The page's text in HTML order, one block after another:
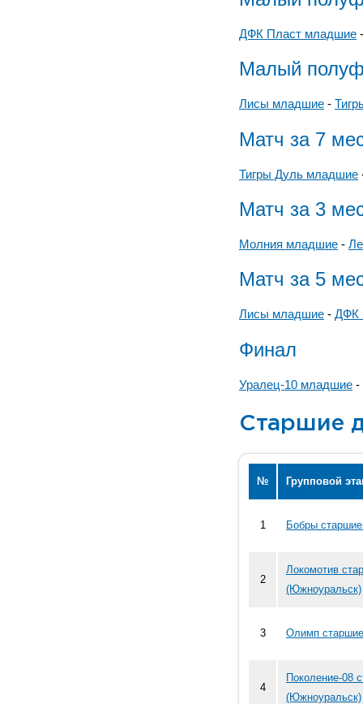
ДФК Пласт младшие
Малый
Лисы младшие -
Матч за 7
Тигры Дуль младшие
Матч за 3
Молния младшие -
Матч за 5
Лисы младшие - ДФК
Финал
Уралец-10 младшие -
Старшие
№ Групповой
1 Бобры
2
Локомотив
(Южноуральск)
3 Олимп
4
Поколение-08
(Южноуральск)